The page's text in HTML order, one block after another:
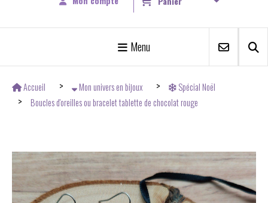
Menu
Accueil Mon univers en bijoux
Spécial Noël
Boucles d'oreilles ou bracelet tablette de chocolat rouge